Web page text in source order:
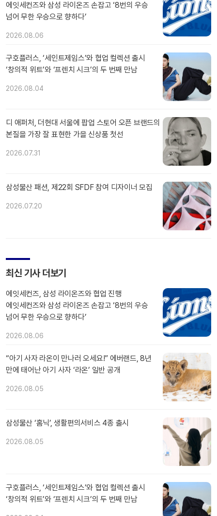
에잇세컨즈와 삼성 라이온즈 손잡고 ‘8번의 우승
넘어 무한 우승으로 향하다’
2026.08.06
구호플러스, ‘세인트제임스’와 협업 컬렉션 출시
‘창의적 위트’와 ‘프렌치 시크’의 두 번째 만남
2026.08.04
디 애퍼처, 더현대 서울에 팝업 스토어 오픈 브랜드의
본질을 가장 잘 표현한 가을 신상품 첫선
2026.07.31
삼성물산 패션, 제22회 SFDF 참여 디자이너 모집
2026.07.20
최신 기사 더보기
에잇세컨즈, 삼성 라이온즈와 협업 진행
에잇세컨즈와 삼성 라이온즈 손잡고 ‘8번의 우승
넘어 무한 우승으로 향하다’
2026.08.06
“아기 사자 라온이 만나러 오세요!” 에버랜드, 8년
만에 태어난 아기 사자 ‘라온’ 일반 공개
2026.08.05
삼성물산 ‘홈닉’, 생활편의서비스 4종 출시
2026.08.05
구호플러스, ‘세인트제임스’와 협업 컬렉션 출시
‘창의적 위트’와 ‘프렌치 시크’의 두 번째 만남